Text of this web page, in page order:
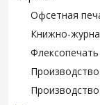
Офсетная
Книжно-